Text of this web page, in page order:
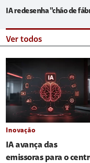
IA redesenha "chão de
Ver todos
Inovação
IA avança das
emissoras para o